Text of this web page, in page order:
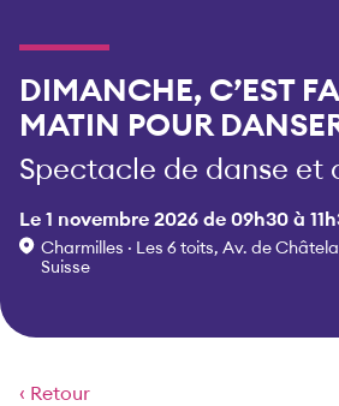
DIMANCHE, C’EST
MATIN POUR
Spectacle de danse et
Le 1 novembre 2026 de 09h30 à
Charmilles · Les 6 toits, Av. de
Suisse
‹ Retour